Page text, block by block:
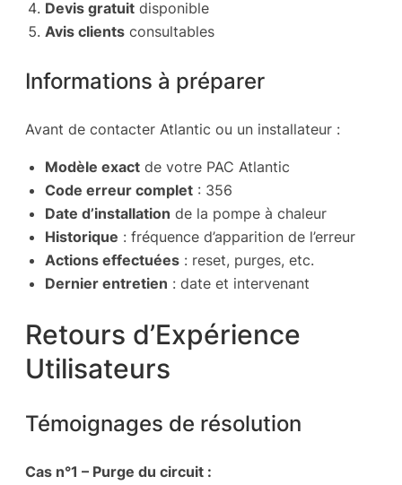
Devis gratuit disponible
Avis clients consultables
Informations à préparer
Avant de contacter Atlantic ou un installateur :
Modèle exact de votre PAC Atlantic
Code erreur complet : 356
Date d’installation de la pompe à chaleur
Historique : fréquence d’apparition de l’erreur
Actions effectuées : reset, purges, etc.
Dernier entretien : date et intervenant
Retours d’Expérience
Utilisateurs
Témoignages de résolution
Cas n°1 – Purge du circuit :